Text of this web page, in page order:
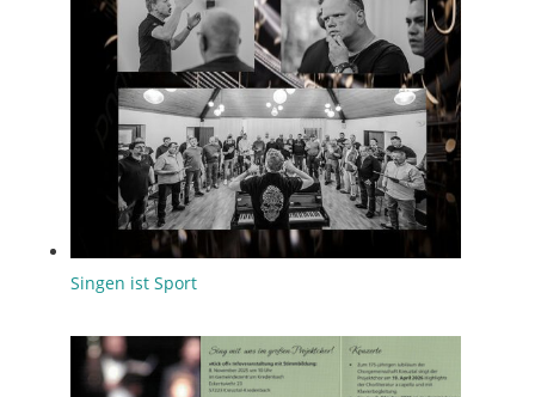
Singen ist Sport